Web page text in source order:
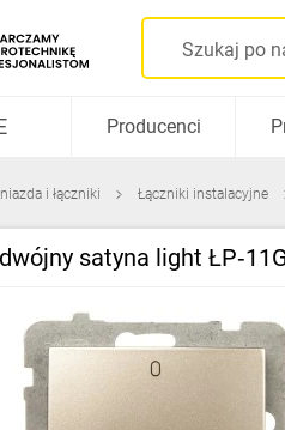
kabli
Producenci
i łączniki Łączniki instalacyjne
satyna light